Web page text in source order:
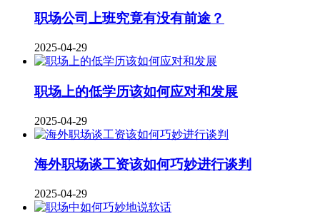
职场公司上班究竟有没有前途？
2025-04-29
职场上的低学历该如何应对和发展
2025-04-29
海外职场谈工资该如何巧妙进行谈判
2025-04-29